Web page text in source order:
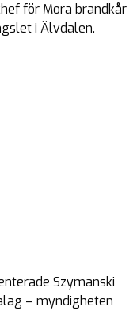
för Mora brandkår
i Älvdalen.
Szymanski
– myndigheten